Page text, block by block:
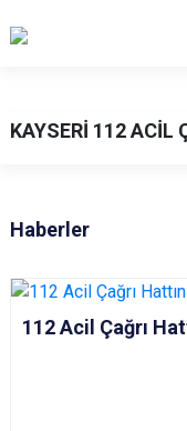
KAYSERİ 112 ACİL
Haberler
112 Acil Çağrı